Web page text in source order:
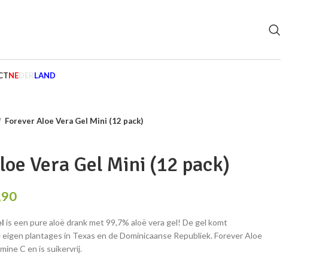
NEDERLAND
Forever Aloe Vera Gel Mini (12 pack)
Vera Gel Mini (12 pack)
is een pure aloë drank met 99,7% aloë vera gel! De gel komt
plantages in Texas en de Dominicaanse Republiek. Forever Aloe
C en is suikervrij.